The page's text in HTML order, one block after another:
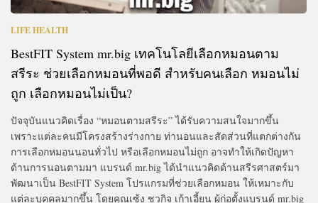
LIFE HEALTH
BestFIT System mr.big เทคโนโลยีเลือกหมอนตาม
สรีระ ช่วยเลือกหมอนที่พอดี สำหรับคนเลือก หมอนไม่
ถูก เลือกหมอนไม่เป็น?
ปัจจุบันแนวคิดเรื่อง “หมอนตามสรีระ” ได้รับความสนใจมากขึ้น
เพราะแต่ละคนมีโครงสร้างร่างกาย ท่านอนและสัดส่วนที่แตกต่างกัน
การเลือกหมอนนอนทั่วไป หรือเลือกหมอนไม่ถูก อาจทำให้เกิดปัญหา
ด้านการนอนตามมา แบรนด์ mr.big ได้นำแนวคิดด้านสรีรศาสตร์มา
พัฒนาเป็น BestFIT System โปรแกรมที่ช่วยเลือกหมอน ให้เหมาะกับ
แต่ละบุคคลมากขึ้น โดยคุณเซ้ง ชวกิจ เก้าเอี้ยน ผู้ก่อตั้งแบรนด์ mr.big